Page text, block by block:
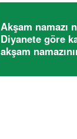
Akşam namazı
Diyanete göre
akşam